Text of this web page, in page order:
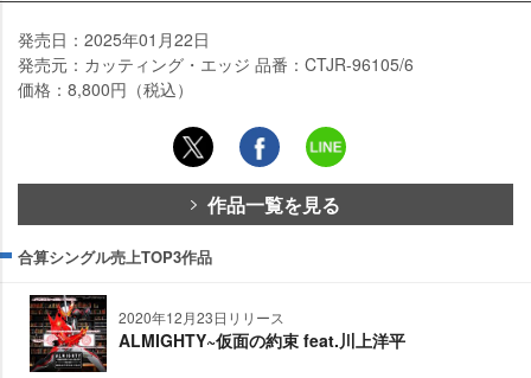
発売日：2025年01月22日
発売元：カッティング・エッジ 品番：CTJR-96105/6
価格：8,800円（税込）
作品一覧を見る
合算シングル売上TOP3作品
2020年12月23日リリース
ALMIGHTY~仮面の約束 feat.川上洋平